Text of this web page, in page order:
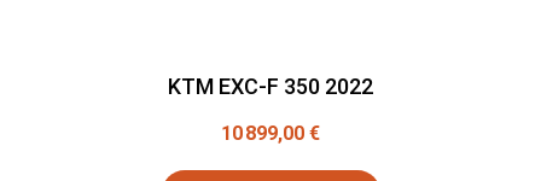
KTM EXC-F 350 2022
10 899,00 €